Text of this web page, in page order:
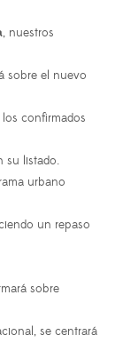
, nuestros
sobre el nuevo
confirmados
su listado.
urbano
un repaso
sobre
se centrará